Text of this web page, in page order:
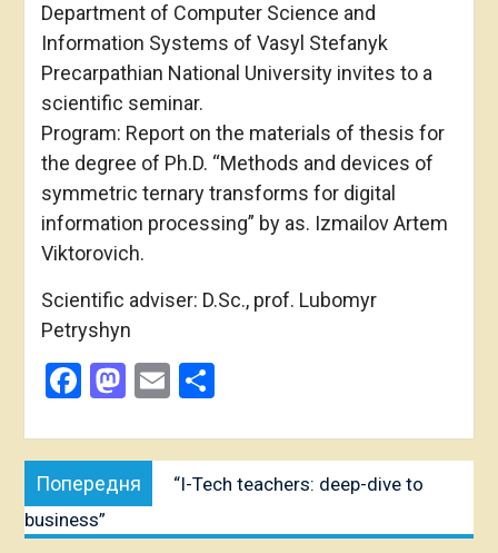
Department of Computer Science and
Information Systems of Vasyl Stefanyk
Precarpathian National University invites to a
scientific seminar.
Program: Report on the materials of thesis for
the degree of Ph.D. “Methods and devices of
symmetric ternary transforms for digital
information processing” by as. Izmailov Artem
Viktorovich.
Scientific adviser: D.Sc., prof. Lubomyr
Petryshyn
Facebook
Mastodon
EmailПоділитися
Навігація
записів
Попередня
Попередня
публікація:
“I-Tech teachers: deep-dive to
business”